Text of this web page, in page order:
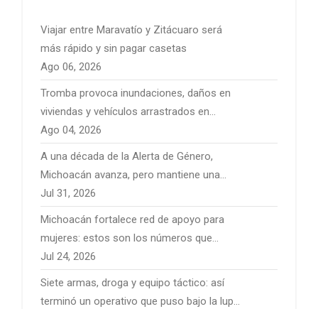
Viajar entre Maravatío y Zitácuaro será
más rápido y sin pagar casetas
Ago 06, 2026
Tromba provoca inundaciones, daños en
viviendas y vehículos arrastrados en
Pátzcuaro
Ago 04, 2026
A una década de la Alerta de Género,
Michoacán avanza, pero mantiene una
deuda con las mujeres
Jul 31, 2026
Michoacán fortalece red de apoyo para
mujeres: estos son los números que
pueden salvar una vida
Jul 24, 2026
Siete armas, droga y equipo táctico: así
terminó un operativo que puso bajo la lupa